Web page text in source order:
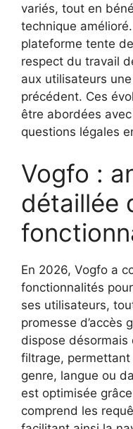
variés, tout en
technique
plateforme tente
respect du travail
aux utilisateurs
précédent. Ces
être abordées
questions légales
Vogfo :
détaillée
En 2026, Vogfo a
fonctionnalités
ses utilisateurs,
promesse d’accès
dispose désormais
filtrage,
genre, langue ou
est optimisée
comprend les